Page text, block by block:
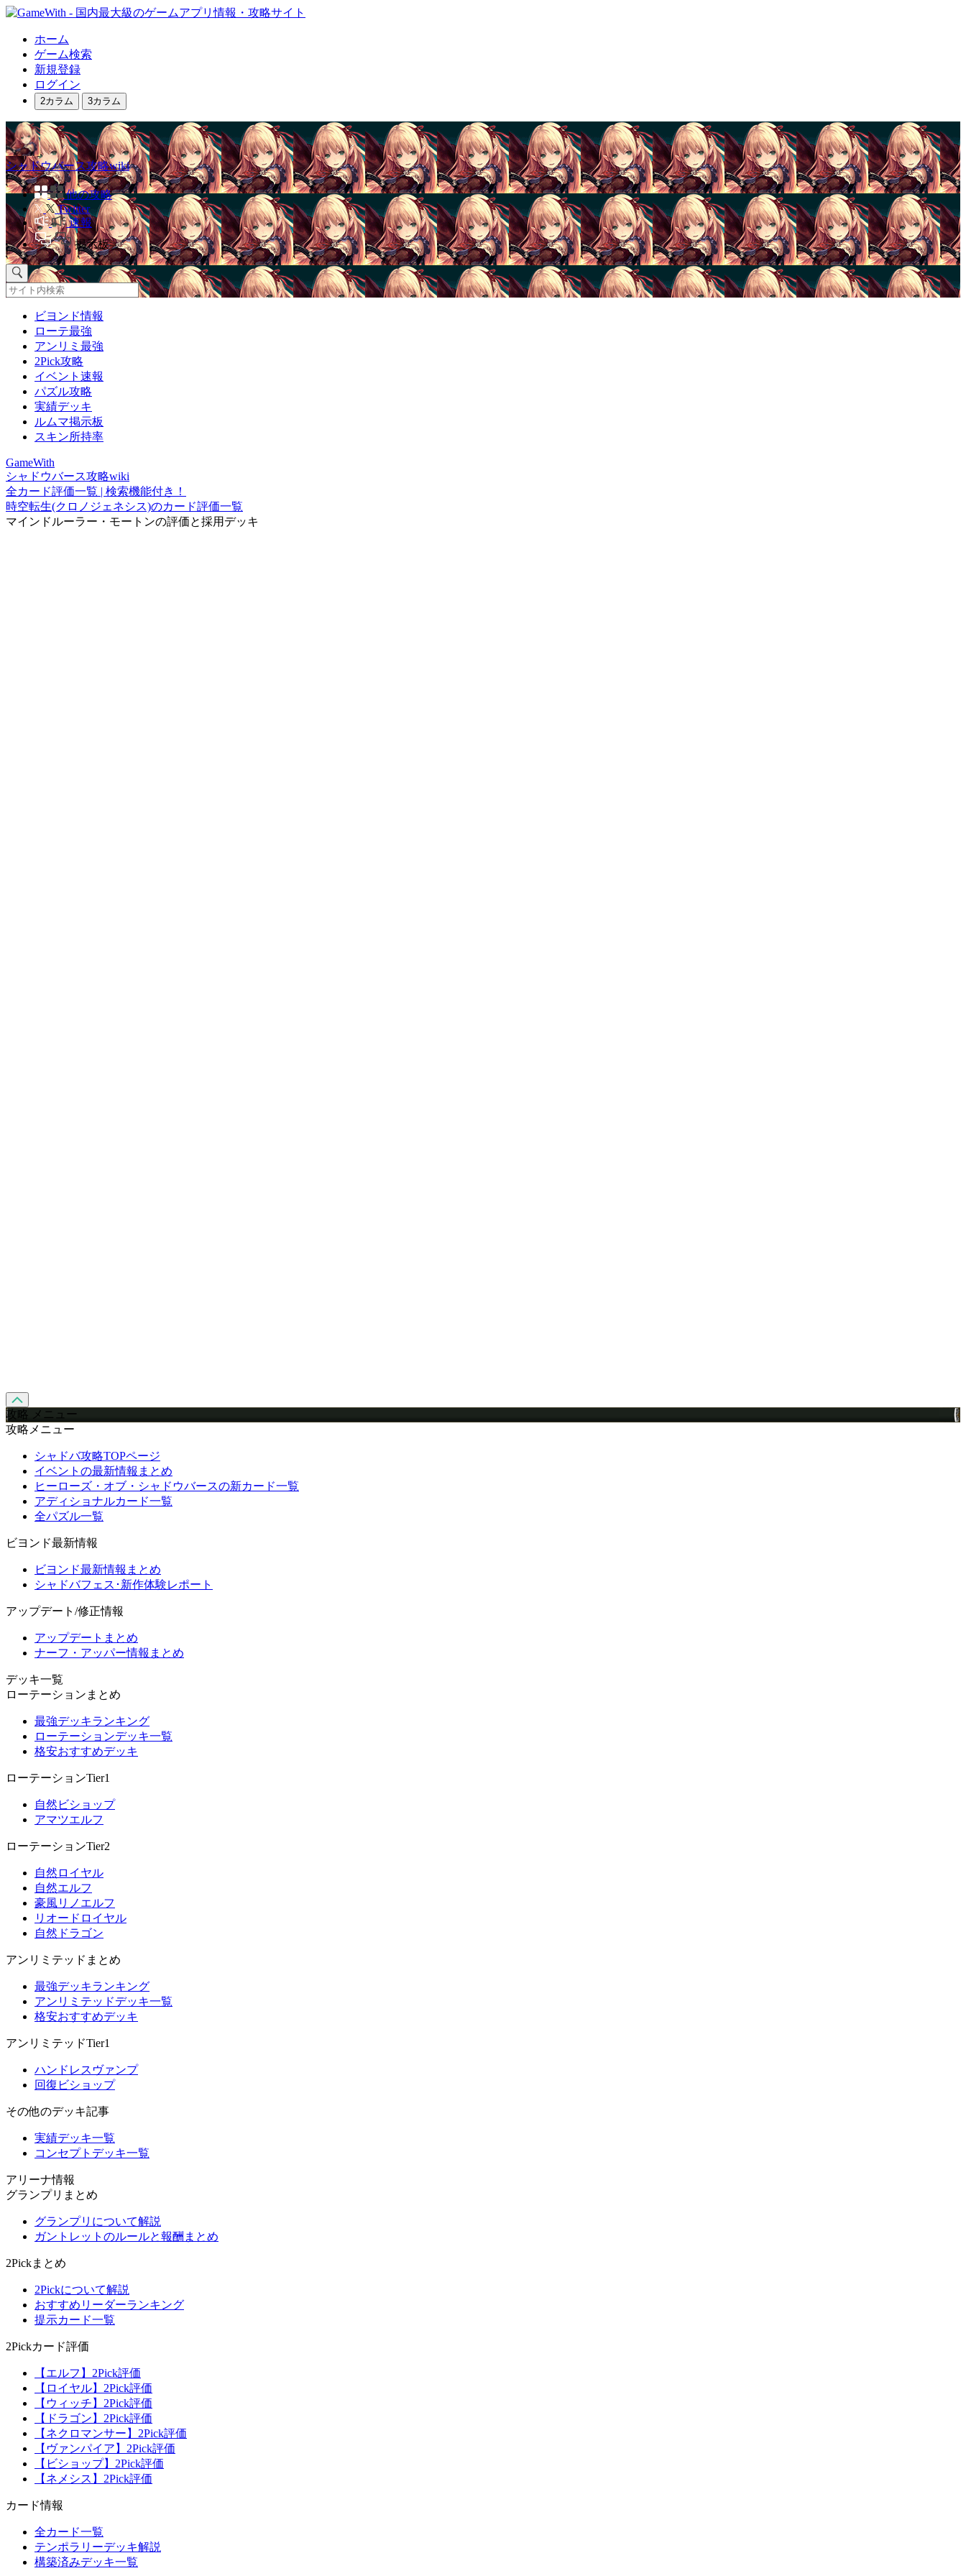
ホーム
ゲーム検索
新規登録
ログイン
2カラム 3カラム
シャドウバース攻略wiki
他の攻略
Twitter
速報
掲示板
ビヨンド情報
ローテ最強
アンリミ最強
2Pick攻略
イベント速報
パズル攻略
実績デッキ
ルムマ掲示板
スキン所持率
GameWith
シャドウバース攻略wiki
全カード評価一覧 | 検索機能付き！
時空転生(クロノジェネシス)のカード評価一覧
マインドルーラー・モートンの評価と採用デッキ
攻略 メニュー
攻略メニュー
シャドバ攻略TOPページ
イベントの最新情報まとめ
ヒーローズ・オブ・シャドウバースの新カード一覧
アディショナルカード一覧
全パズル一覧
ビヨンド最新情報
ビヨンド最新情報まとめ
シャドバフェス･新作体験レポート
アップデート/修正情報
アップデートまとめ
ナーフ・アッパー情報まとめ
デッキ一覧
ローテーションまとめ
最強デッキランキング
ローテーションデッキ一覧
格安おすすめデッキ
ローテーションTier1
自然ビショップ
アマツエルフ
ローテーションTier2
自然ロイヤル
自然エルフ
豪風リノエルフ
リオードロイヤル
自然ドラゴン
アンリミテッドまとめ
最強デッキランキング
アンリミテッドデッキ一覧
格安おすすめデッキ
アンリミテッドTier1
ハンドレスヴァンプ
回復ビショップ
その他のデッキ記事
実績デッキ一覧
コンセプトデッキ一覧
アリーナ情報
グランプリまとめ
グランプリについて解説
ガントレットのルールと報酬まとめ
2Pickまとめ
2Pickについて解説
おすすめリーダーランキング
提示カード一覧
2Pickカード評価
【エルフ】2Pick評価
【ロイヤル】2Pick評価
【ウィッチ】2Pick評価
【ドラゴン】2Pick評価
【ネクロマンサー】2Pick評価
【ヴァンパイア】2Pick評価
【ビショップ】2Pick評価
【ネメシス】2Pick評価
カード情報
全カード一覧
テンポラリーデッキ解説
構築済みデッキ一覧